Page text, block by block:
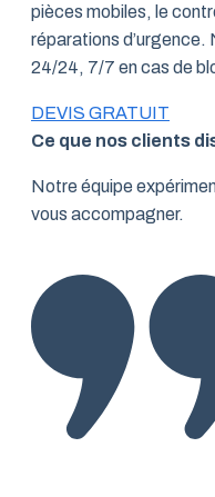
pièces mobiles, le
réparations d’urgence.
24/24, 7/7 en cas de
DEVIS GRATUIT
Ce que nos clients
Notre équipe
vous accompagner.